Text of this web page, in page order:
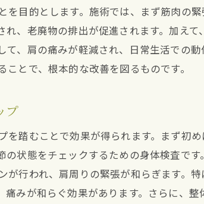
を目的とします。施術では、まず筋肉の
、老廃物の排出が促進されます。加え
て、肩の痛みが軽減され、日常生活での
とで、根本的な改善を図るものです。
プ
を踏むことで効果が得られます。まず初
状態をチェックするための身体検査で
が行われ、肩周りの緊張が和らぎます。
みが和らぐ効果があります。さらに、